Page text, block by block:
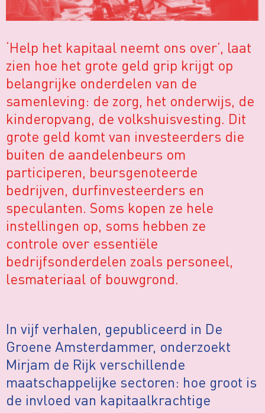
‘Help het kapitaal neemt ons over’, laat
zien hoe het grote geld grip krijgt op
belangrijke onderdelen van de
samenleving: de zorg, het onderwijs, de
kinderopvang, de volkshuisvesting. Dit
grote geld komt van investeerders die
buiten de aandelenbeurs om
participeren, beursgenoteerde
bedrijven, durfinvesteerders en
speculanten. Soms kopen ze hele
instellingen op, soms hebben ze
controle over essentiële
bedrijfsonderdelen zoals personeel,
lesmateriaal of bouwgrond.
In vijf verhalen, gepubliceerd in De
Groene Amsterdammer, onderzoekt
Mirjam de Rijk verschillende
maatschappelijke sectoren: hoe groot is
de invloed van kapitaalkrachtige